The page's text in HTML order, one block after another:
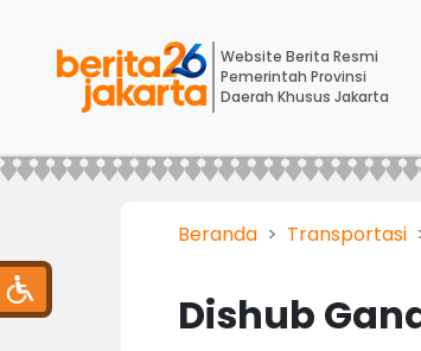
Website Berita Resmi
Pemerintah Provinsi
Daerah Khusus Jakarta
Beranda Transportasi
Dishub